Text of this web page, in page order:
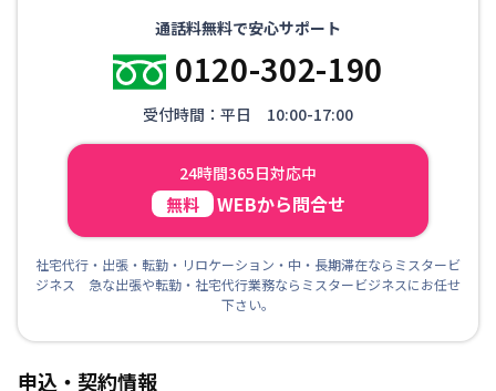
通話料無料で安心サポート
0120-302-190
受付時間：平日 10:00-17:00
24時間365日対応中
無料 WEBから問合せ
社宅代行・出張・転勤・リロケーション・中・長期滞在ならミスタービ
ジネス 急な出張や転勤・社宅代行業務ならミスタービジネスにお任せ
下さい。
申込・契約情報